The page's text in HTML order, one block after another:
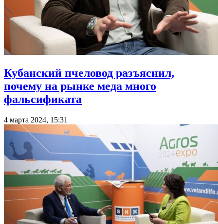
Кубанский пчеловод разъяснил,
почему на рынке меда много
фальсификата
4 марта 2024, 15:31